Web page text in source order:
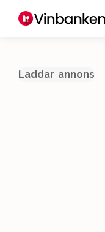
Laddar annons